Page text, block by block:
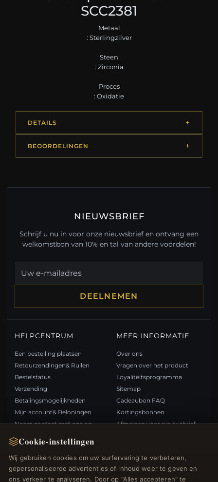
Cookie-instellingen
Wij gebruiken cookies om uw surfervaring te verbeteren,
gepersonaliseerde advertenties of inhoud weer te geven en
ons verkeer te analyseren. Door op "Alles accepteren" te
SCC2381
Metaal
: Sterlingzilver
Steen
: Zirconia
Proces
: Oxidatie
DETAILS
BEOORDELINGEN
NIEUWSBRIEF
Schrijf u nu in voor onze nieuwsbrief en ontvang een
welkomstbon van 10% en tal van andere voordelen!
DEELNEMEN
HELPCENTRUM
Een bestelling plaatsen
Retourzendingen& Ruilen
Bestelstatus
Verzending
Betalingsmogelijkheden
Mijn account& Beloningen
Neem contact met ons op
MEER INFORMATIE
Over ons
Vragen over het product
Loyaliteitsprogramma
Sitemap
Cadeaubon FAQ
Kortingsbonnen
Afmelden voor nieuwsbrief
Nieuwe producten